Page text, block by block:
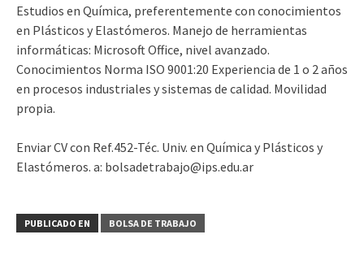
Estudios en Química, preferentemente con conocimientos
en Plásticos y Elastómeros. Manejo de herramientas
informáticas: Microsoft Office, nivel avanzado.
Conocimientos Norma ISO 9001:20 Experiencia de 1 o 2 años
en procesos industriales y sistemas de calidad. Movilidad
propia.
Enviar CV con Ref.452-Téc. Univ. en Química y Plásticos y
Elastómeros. a: bolsadetrabajo@ips.edu.ar
PUBLICADO EN BOLSA DE TRABAJO